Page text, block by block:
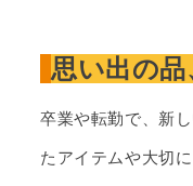
思い出の品
卒業や転勤で、新
たアイテムや大切